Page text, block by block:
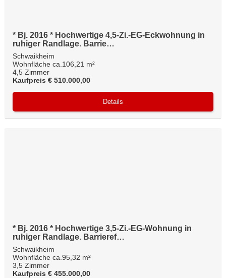
* Bj. 2016 * Hochwertige 4,5-Zi.-EG-Eckwohnung in
ruhiger Randlage. Barrie…
Schwaikheim
Wohnfläche ca.106,21 m²
4,5 Zimmer
Kaufpreis € 510.000,00
Details
* Bj. 2016 * Hochwertige 3,5-Zi.-EG-Wohnung in
ruhiger Randlage. Barrieref…
Schwaikheim
Wohnfläche ca.95,32 m²
3,5 Zimmer
Kaufpreis € 455.000,00